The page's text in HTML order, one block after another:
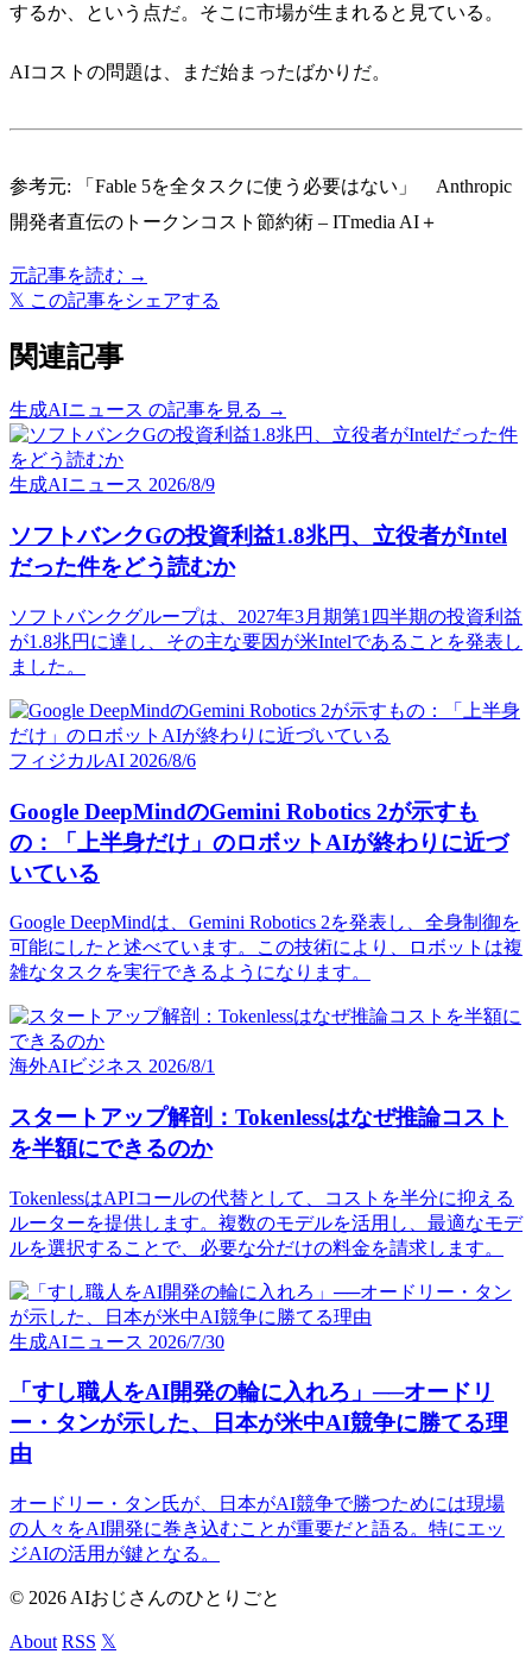
するか、という点だ。そこに市場が生まれると見ている。
AIコストの問題は、まだ始まったばかりだ。
参考元:
「Fable 5を全タスクに使う必要はない」 Anthropic
開発者直伝のトークンコスト節約術 – ITmedia AI＋
元記事を読む →
𝕏 この記事をシェアする
関連記事
生成AIニュース の記事を見る →
生成AIニュース 2026/8/9
ソフトバンクGの投資利益1.8兆円、立役者がIntel
だった件をどう読むか
ソフトバンクグループは、2027年3月期第1四半期の投資利益
が1.8兆円に達し、その主な要因が米Intelであることを発表し
ました。
フィジカルAI 2026/8/6
Google DeepMindのGemini Robotics 2が示すも
の：「上半身だけ」のロボットAIが終わりに近づ
いている
Google DeepMindは、Gemini Robotics 2を発表し、全身制御を
可能にしたと述べています。この技術により、ロボットは複
雑なタスクを実行できるようになります。
海外AIビジネス 2026/8/1
スタートアップ解剖：Tokenlessはなぜ推論コスト
を半額にできるのか
TokenlessはAPIコールの代替として、コストを半分に抑える
ルーターを提供します。複数のモデルを活用し、最適なモデ
ルを選択することで、必要な分だけの料金を請求します。
生成AIニュース 2026/7/30
「すし職人をAI開発の輪に入れろ」──オードリ
ー・タンが示した、日本が米中AI競争に勝てる理
由
オードリー・タン氏が、日本がAI競争で勝つためには現場
の人々をAI開発に巻き込むことが重要だと語る。特にエッ
ジAIの活用が鍵となる。
© 2026 AIおじさんのひとりごと
About RSS 𝕏